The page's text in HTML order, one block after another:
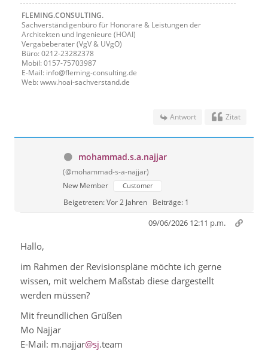
FLEMING.CONSULTING.
Sachverständigenbüro für Honorare & Leistungen der
Architekten und Ingenieure (HOAI)
Vergabeberater (VgV & UVgO)
Büro: 0212-23282378
Mobil: 0157-75703987
E-Mail: info@fleming-consulting.de
Web: www.hoai-sachverstand.de
Antwort Zitat
mohammad.s.a.najjar
(@mohammad-s-a-najjar)
New Member
Customer
Beigetreten: Vor 2 Jahren Beiträge: 1
09/06/2026 12:11 p.m.
Hallo,
im Rahmen der Revisionspläne möchte ich gerne
wissen, mit welchem Maßstab diese dargestellt
werden müssen?
Mit freundlichen Grüßen
Mo Najjar
E-Mail: m.najjar@sj.team